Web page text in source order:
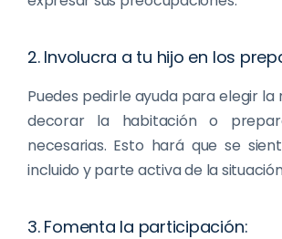
2. Involucra a tu hijo en los
Puedes pedirle ayuda para elegir
decorar la habitación o
necesarias. Esto hará que se
incluido y parte activa de la
3. Fomenta la participación: